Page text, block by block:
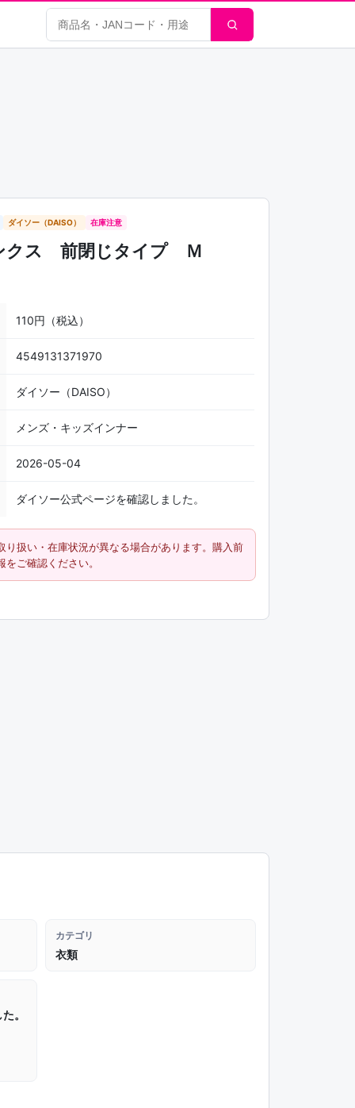
商品検索
ダイソー（DAISO） 在庫注意
クス 前閉じタイプ Ｍ
110円（税込）
4549131371970
ダイソー（DAISO）
メンズ・キッズインナー
2026-05-04
ダイソー公式ページを確認しました。
り扱い・在庫状況が異なる場合があります。購入前
ご確認ください。
カテゴリ
衣類
。